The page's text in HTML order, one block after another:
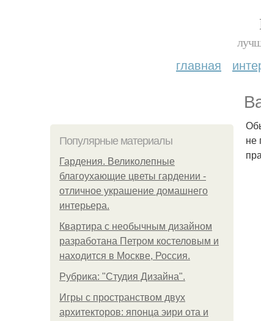
главная
Популярные материалы
Гардения. Великолепные
благоухающие цветы гардении -
отличное украшение домашнего
интерьера.
Квартира с необычным дизайном
разработана Петром костеловым и
находится в Москве, Россия.
Рубрика: "Студия Дизайна".
Игры с пространством двух
архитекторов: японца эири ота и
не